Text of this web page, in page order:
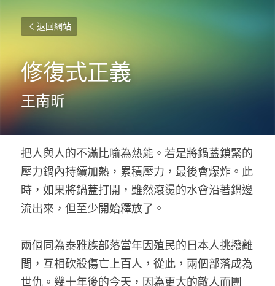
返回網站
修復式正義
王南昕
把人與人的不滿比喻為熱能。若是將鍋蓋鎖緊的
壓力鍋內持續加熱，累積壓力，最後會爆炸。此
時，如果將鍋蓋打開，雖然滾燙的水會沿著鍋邊
流出來，但至少開始釋放了。
兩個同為泰雅族部落當年因殖民的日本人挑撥離
間，互相砍殺傷亡上百人，從此，兩個部落成為
世仇。幾十年後的今天，因為更大的敵人而團